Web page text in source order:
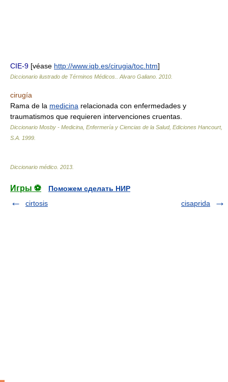
CIE-9 [véase http://www.iqb.es/cirugia/toc.htm]
Diccionario ilustrado de Términos Médicos. Alvaro Galiano 2010
cirugía
Rama de la medicina relacionada con enfermedades y
traumatismos que requieren intervenciones cruentas.
Diccionario Mosby - Medicina, Enfermería y Ciencias de la Salud, Ediciones Hancourt,
S.A 1999
Diccionario médico 2013
Игры ⚽
Поможем сделать НИР
cirtosis
cisaprida